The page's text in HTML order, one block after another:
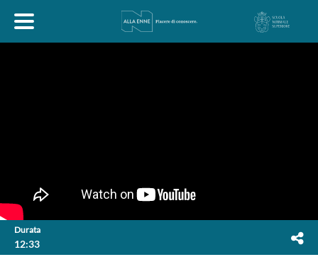
LETTERATURA
Durata
12:33